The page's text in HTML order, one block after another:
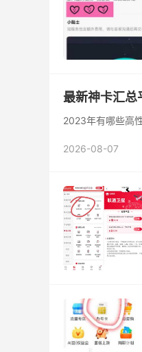
最新神卡汇总
2023年有哪些高
2026-08-07